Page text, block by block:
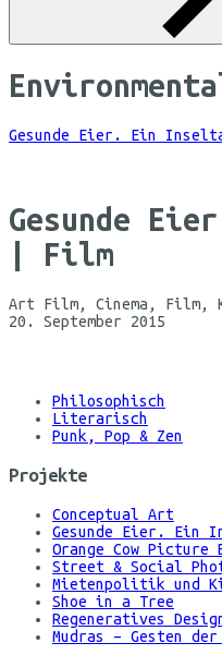
Gesunde Eier. Ein
Gesunde
| Film
Art Film, Cinema, Film,
20. September 2015
Philosophisch
Literarisch
Punk, Pop & Zen
Projekte
Conceptual Art
Gesunde Eier. Ein
Orange Cow Picture
Street & Social
Mietenpolitik und
Shoe in a Tree
Regeneratives
Mudras – Gesten